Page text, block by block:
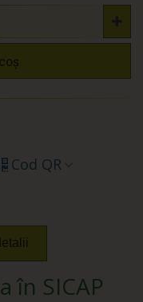
Cod QR
în SICAP